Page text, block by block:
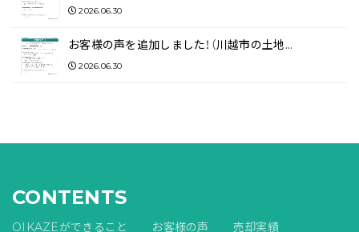
2026.06.30
お客様の声を追加しました！（川越市の土地…
2026.06.30
CONTENTS
OIKAZEができること お客様の声 売却実績